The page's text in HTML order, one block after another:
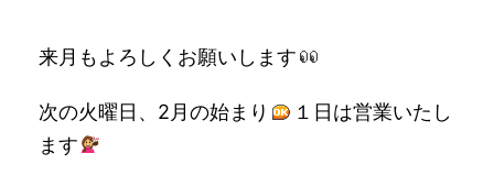
来月もよろしくお願いします
次の火曜日、2月の始まり
１日は営業いたし
ます